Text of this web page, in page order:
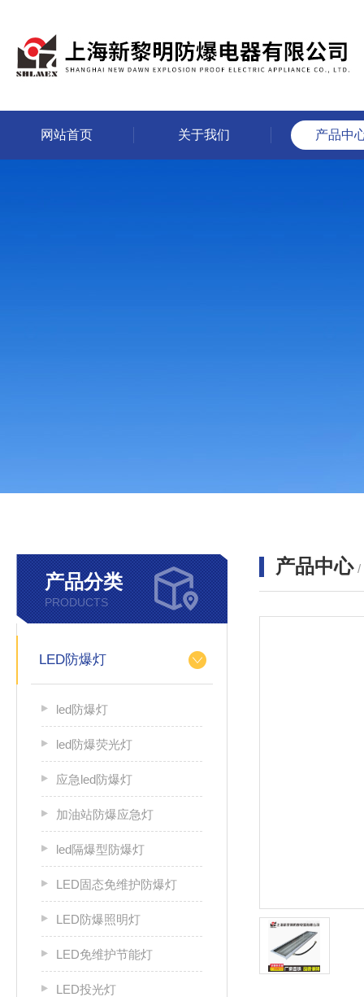
网站首页 关于我们 产品中
产品分类
PRODUCTS
LED防爆灯
led防爆灯
led防爆荧光灯
应急led防爆灯
加油站防爆应急灯
led隔爆型防爆灯
LED固态免维护防爆灯
LED防爆照明灯
LED免维护节能灯
LED投光灯
产品中心 /